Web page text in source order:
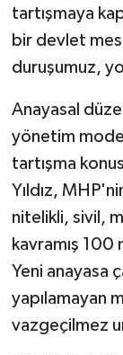
tartışmaya
bir devlet
duruşumuz,
Anayasal
yönetim
tartışma
Yıldız,
nitelikli, sivil,
kavramış
Yeni anayasa
yapılamayan
vazgeçilmez